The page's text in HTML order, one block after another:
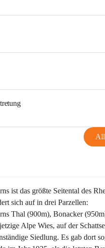
ist das größte Seitental des
sich auf in drei Parzellen:
Thal (900m), Bonacker
Alpe Wies, auf der
Siedlung. Es gab dort